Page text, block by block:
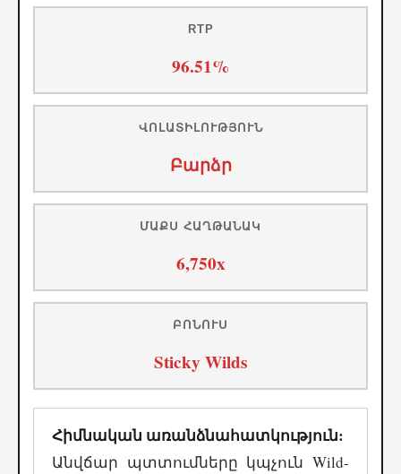
RTP
96.51%
ՎՈԼԱՏԻԼՈՒԹՅՈՒՆ
Բարձր
ՄԱՔՍ ՀԱՂԹԱՆԱԿ
6,750x
ԲՈՆՈՒՍ
Sticky Wilds
Հիմնական առանձնահատկություն:
Անվճար պտտումները կպչուն Wild-